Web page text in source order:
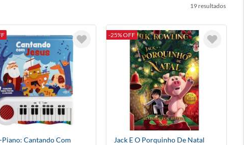
19
Cantando Com
-25% OFF
Jack E O Porquinho De Natal